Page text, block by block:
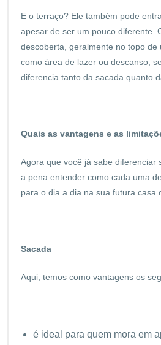
E o terraço? Ele também pode
apesar de ser um pouco diferente.
descoberta, geralmente no topo de
como área de lazer ou descanso,
diferencia tanto da sacada quanto
Quais as vantagens e as
Agora que você já sabe diferenciar
a pena entender como cada uma
para o dia a dia na sua futura casa
Sacada
Aqui, temos como vantagens os
é ideal para quem mora em